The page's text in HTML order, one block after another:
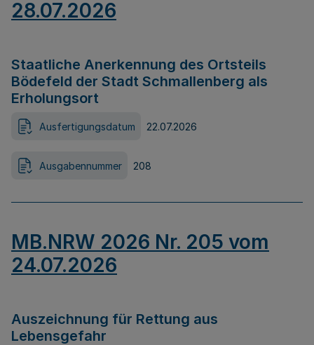
28.07.2026
Staatliche Anerkennung des Ortsteils
Bödefeld der Stadt Schmallenberg als
Erholungsort
Ausfertigungsdatum 22.07.2026
Ausgabennummer 208
MB.NRW 2026 Nr. 205 vom
24.07.2026
Auszeichnung für Rettung aus
Lebensgefahr